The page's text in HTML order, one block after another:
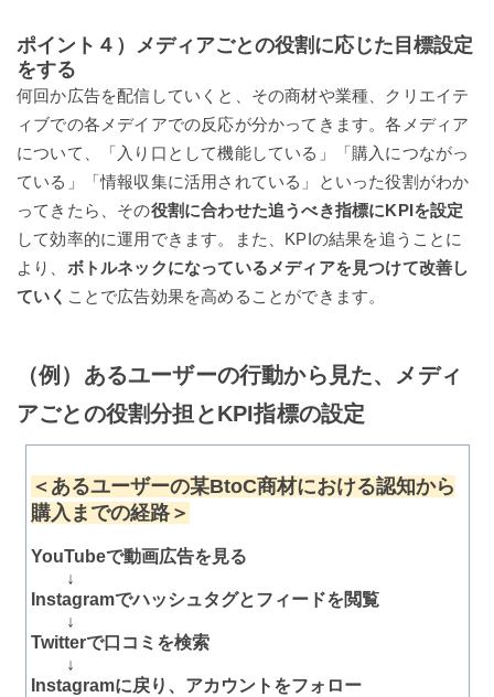
ポイント４）メディアごとの役割に応じた目標設定
をする
何回か広告を配信していくと、その商材や業種、クリエイテ
ィブでの各メデイアでの反応が分かってきます。各メディア
について、「入り口として機能している」「購入につながっ
ている」「情報収集に活用されている」といった役割がわか
ってきたら、その役割に合わせた追うべき指標にKPIを設定
して効率的に運用できます。また、KPIの結果を追うことに
より、 ボトルネックになっているメディアを見つけて改善し
ていく ことで広告効果を高めることができます。
（例）あるユーザーの行動から見た、メディ
アごとの役割分担とKPI指標の設定
＜あるユーザーの某BtoC商材における認知から
購入までの経路＞
YouTubeで動画広告を見る
↓
Instagramでハッシュタグとフィードを閲覧
↓
Twitterで口コミを検索
↓
Instagramに戻り、アカウントをフォロー